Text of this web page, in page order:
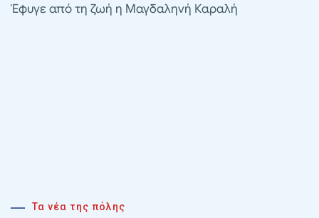
Έφυγε από τη ζωή η Μαγδαληνή Καραλή
Τα νέα της πόλης